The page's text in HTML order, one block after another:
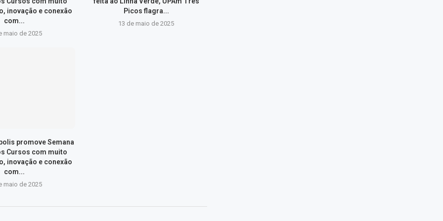
inovação e conexão
com...
maio de 2025
Picos flagra...
13 de maio de 2025
promove Semana
Cursos com muito
inovação e conexão
com...
maio de 2025